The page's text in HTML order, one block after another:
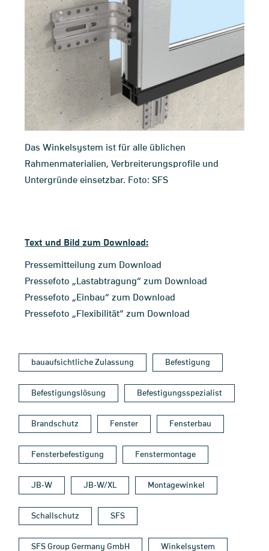
Das Winkelsystem ist für alle üblichen
Rahmenmaterialien, Verbreiterungsprofile und
Untergründe einsetzbar. Foto: SFS
Text und Bild zum Download:
Pressemitteilung zum Download
Pressefoto „Lastabtragung“ zum Download
Pressefoto „Einbau“ zum Download
Pressefoto „Flexibilität“ zum Download
bauaufsichtliche Zulassung Befestigung
Befestigungslösung Befestigungsspezialist
Brandschutz Fenster Fensterbau
Fensterbefestigung Fenstermontage
JB-W JB-W/XL Montagewinkel
Schallschutz SFS
SFS Group Germany GmbH Winkelsystem